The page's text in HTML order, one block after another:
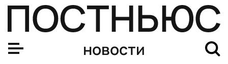
новости
ПВО ночью уничтожила 32 беспилотника над девятью